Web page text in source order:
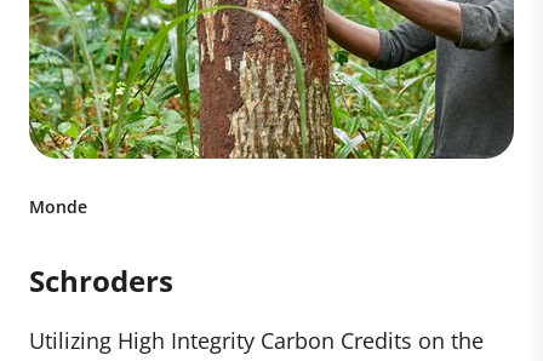
Monde
Schroders
Utilizing High Integrity Carbon Credits on the